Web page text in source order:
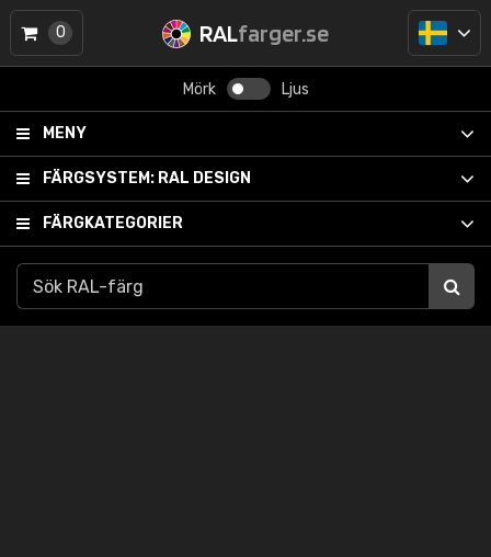
RALfarger.se
Mörk Ljus
MENY
FÄRGSYSTEM: RAL DESIGN
FÄRGKATEGORIER
0